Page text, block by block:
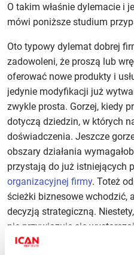
O takim właśnie dylemacie i
mówi poniższe studium
Oto typowy dylemat dobrej
zadowoleni, że proszą lub
oferować nowe produkty i
jedynie modyfikacji już
zwykle prosta. Gorzej, kiedy
dotyczą dziedzin, w których
doświadczenia. Jeszcze
obszary działania
przystają do już istniejących
organizacyjnej firmy. Toteż
ścieżki biznesowe wchodzić,
decyzją strategiczną.
nie przywiązuje się
między nowymi